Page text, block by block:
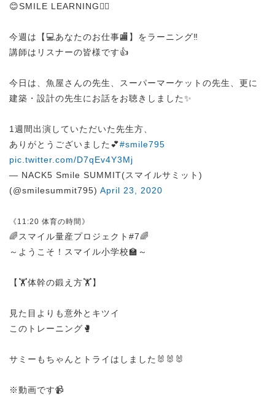
😊SMILE LEARNING✍🏻
今週は【💻あなたのお仕事🏬】をラーニング‼
講師はリスナーの皆様です👍
今日は、魚屋さんの先生、スーパーマーケットの先生、更に
建築・設計の先生にお話をお聴きしました✨
1週間出演していただいた先生方、
ありがとうございました💕#smile795
pic.twitter.com/D7qEv4Y3Mj
— NACK5 Smile SUMMIT(スマイルサミット)
(@smilesummit795) April 23, 2020
《11:20 体育の時間》
🌈スマイル量産プロジェクト#7🌈
～ようこそ！スマイル小学校🏫～
【🏋️体幹の鍛え方🏋️】
見た目よりも意外とキツイ
このトレーニング🥊
サミーもちゃんとトライはしました🐰🐰🐰
※動画です📹